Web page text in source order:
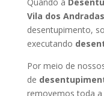
Vila dos Andradas
desentupimento,
executando
Por meio de
de
removemos toda a